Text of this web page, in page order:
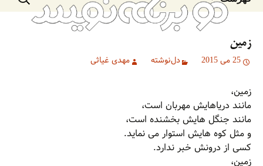
به
نوشته‌ها
برای:
زمین
25 می 2015 دل‌نوشته مهدی غیاثی
زمین،
مانند دریاهایش مهربان است،
مانند جنگل هایش بخشنده است،
و مثل کوه هایش استوار می نماید.
کسی از درونش خبر ندارد.
زمین،